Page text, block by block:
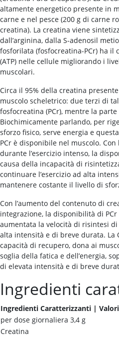
altamente energetico presente in
carne e nel pesce (200 g di carne
creatina). La creatina viene
dall’arginina, dalla S-adenosil
fosforilata (fosfocreatina-PCr) ha il
(ATP) nelle cellule migliorando i
muscolari.
Circa il 95% della creatina
muscolo scheletrico: due terzi di
fosfocreatina (PCr), mentre la
Biochimicamente parlando, per
sforzo fisico, serve energia e
PCr è disponibile nel muscolo.
durante l’esercizio intenso, la
causa della incapacità di
continuare l’esercizio ad alta
mantenere costante il livello di
Con l’aumento del contenuto di
integrazione, la disponibilità di
aumentata la velocità di risintesi di
alta intensità e di breve durata. La
capacità di recupero, dona ai
soglia della fatica e dell’energia,
di elevata intensità e di breve
Ingredienti
Ingredienti Caratterizzanti |
per dose giornaliera 3,4 g
Creatina